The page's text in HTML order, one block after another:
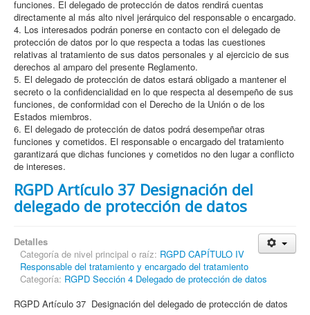
funciones. El delegado de protección de datos rendirá cuentas
directamente al más alto nivel jerárquico del responsable o encargado.
4. Los interesados podrán ponerse en contacto con el delegado de
protección de datos por lo que respecta a todas las cuestiones
relativas al tratamiento de sus datos personales y al ejercicio de sus
derechos al amparo del presente Reglamento.
5. El delegado de protección de datos estará obligado a mantener el
secreto o la confidencialidad en lo que respecta al desempeño de sus
funciones, de conformidad con el Derecho de la Unión o de los
Estados miembros.
6. El delegado de protección de datos podrá desempeñar otras
funciones y cometidos. El responsable o encargado del tratamiento
garantizará que dichas funciones y cometidos no den lugar a conflicto
de intereses.
RGPD Artículo 37 Designación del
delegado de protección de datos
Detalles
Categoría de nivel principal o raíz: RGPD CAPÍTULO IV
Responsable del tratamiento y encargado del tratamiento
Categoría: RGPD Sección 4 Delegado de protección de datos
RGPD Artículo 37 Designación del delegado de protección de datos